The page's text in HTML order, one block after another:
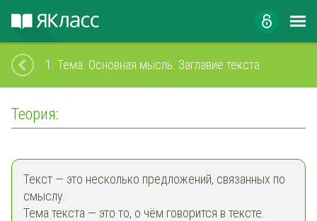
1. Тема. Основная мысль. Заглавие текста
Теория:
Текст — это несколько предложений, связанных по
смыслу.
Тема текста — это то, о чём говорится в тексте.